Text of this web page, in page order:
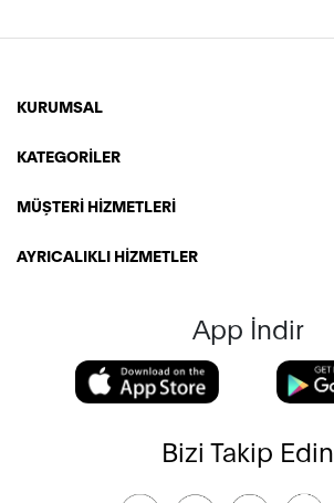
KURUMSAL
KATEGORİLER
MÜŞTERİ HİZMETLERİ
AYRICALIKLI HİZMETLER
App İndir
Bizi Takip Edin